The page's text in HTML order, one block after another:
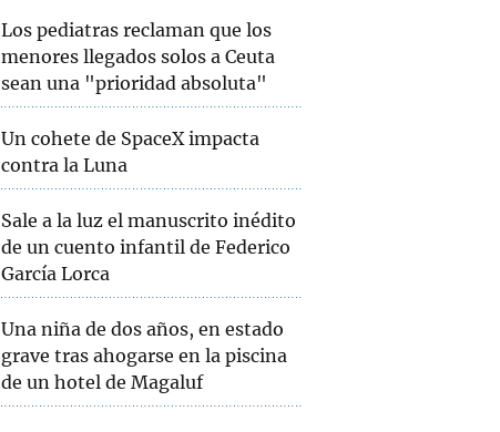
Los pediatras reclaman que los
menores llegados solos a Ceuta
sean una "prioridad absoluta"
Un cohete de SpaceX impacta
contra la Luna
Sale a la luz el manuscrito inédito
de un cuento infantil de Federico
García Lorca
Una niña de dos años, en estado
grave tras ahogarse en la piscina
de un hotel de Magaluf